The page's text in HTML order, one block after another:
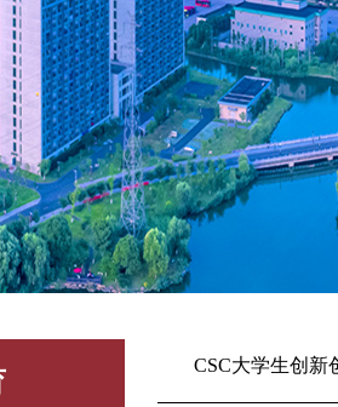
CSC大学生创新